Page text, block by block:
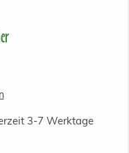
3-7 Werktage